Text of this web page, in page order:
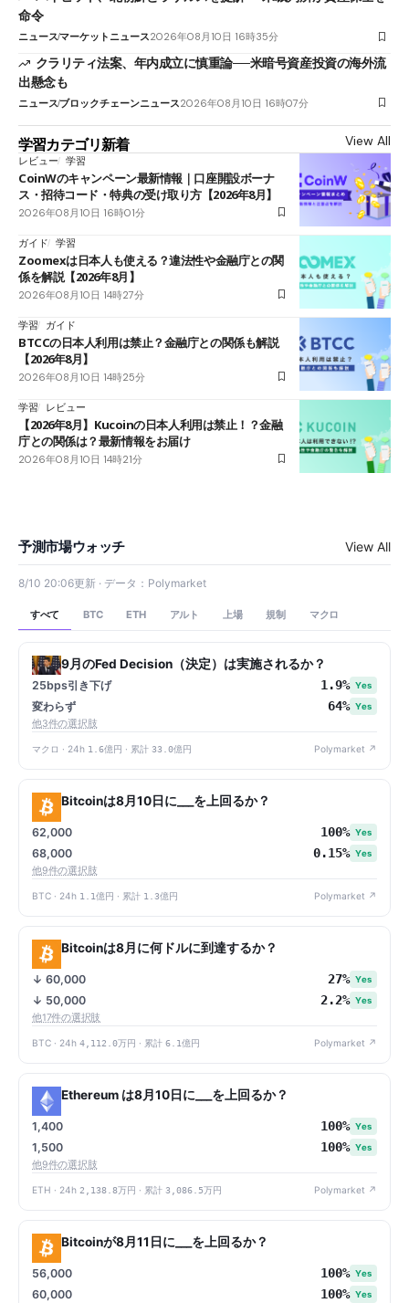
命令
ニュースマーケットニュース2026年08月10日 16時35分
クラリティ法案、年内成立に慎重論──米暗号資産投資の海外流
出懸念も
ニュースブロックチェーンニュース2026年08月10日 16時07分
学習カテゴリ新着 View All
レビュー 学習
CoinWのキャンペーン最新情報｜口座開設ボーナ
ス・招待コード・特典の受け取り方【2026年8月】
2026年08月10日 16時01分
ガイド 学習
Zoomexは日本人も使える？違法性や金融庁との関
係を解説【2026年8月】
2026年08月10日 14時27分
学習 ガイド
BTCCの日本人利用は禁止？金融庁との関係も解説
【2026年8月】
2026年08月10日 14時25分
学習 レビュー
【2026年8月】Kucoinの日本人利用は禁止！？金融
庁との関係は？最新情報をお届け
2026年08月10日 14時21分
予測市場ウォッチ View All
8/10 20:06更新 · データ：Polymarket
すべて BTC ETH アルト 上場 規制 マクロ
9月のFed Decision（決定）は実施されるか？
25bps引き下げ 1.9% Yes
変わらず 64% Yes
他3件の選択肢
マクロ · 24h 1.6億円 · 累計 33.0億円 Polymarket ↗
Bitcoinは8月10日に___を上回るか？
62,000 100% Yes
68,000 0.15% Yes
他9件の選択肢
BTC · 24h 1.1億円 · 累計 1.3億円 Polymarket ↗
Bitcoinは8月に何ドルに到達するか？
↓ 60,000 27% Yes
↓ 50,000 2.2% Yes
他17件の選択肢
BTC · 24h 4,112.0万円 · 累計 6.1億円 Polymarket ↗
Ethereum は8月10日に___を上回るか？
1,400 100% Yes
1,500 100% Yes
他9件の選択肢
ETH · 24h 2,138.8万円 · 累計 3,086.5万円 Polymarket ↗
Bitcoinが8月11日に___を上回るか？
56,000 100% Yes
60,000 100% Yes